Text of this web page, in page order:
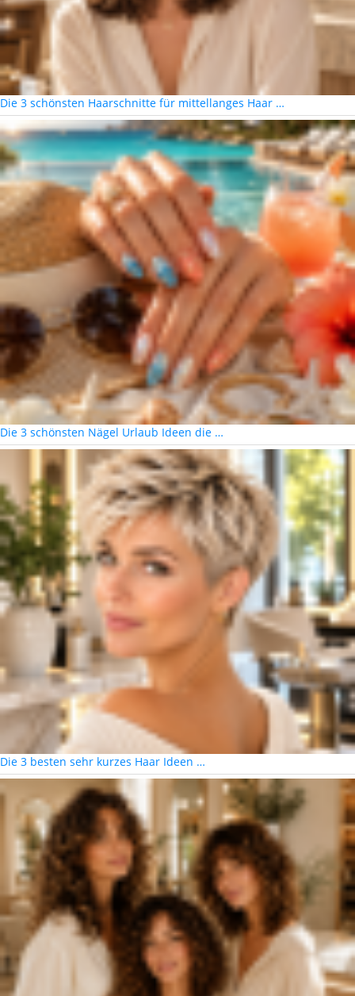
Die 3 schönsten Haarschnitte für mittellanges Haar …
Die 3 schönsten Nägel Urlaub Ideen die …
Die 3 besten sehr kurzes Haar Ideen …